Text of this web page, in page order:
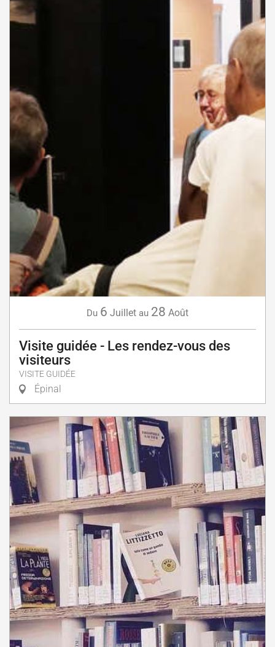
Du 6 Juillet au 28 Août
Visite guidée - Les rendez-vous des
visiteurs
VISITE GUIDÉE
Épinal